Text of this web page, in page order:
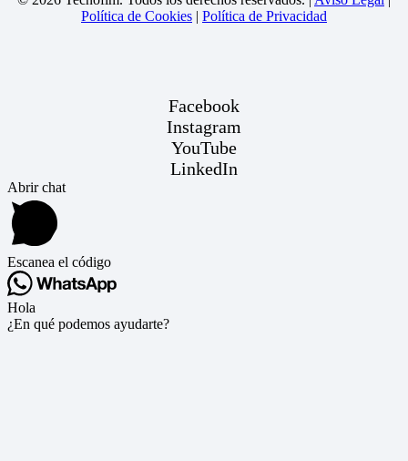
Política de Cookies | Política de Privacidad
Facebook
Instagram
YouTube
LinkedIn
Abrir chat
Escanea el código
Hola
¿En qué podemos ayudarte?